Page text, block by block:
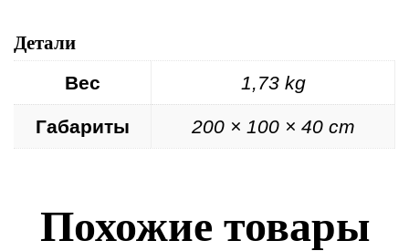
Детали
Вес 1,73 kg
Габариты 200 × 100 × 40 cm
Похожие товары